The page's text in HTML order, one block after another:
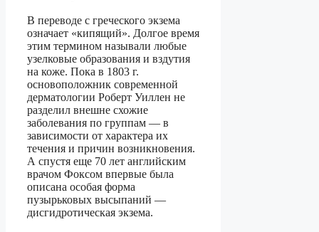
В переводе с греческого экзема
означает «кипящий». Долгое время
этим термином называли любые
узелковые образования и вздутия
на коже. Пока в 1803 г.
основоположник современной
дерматологии Роберт Уиллен не
разделил внешне схожие
заболевания по группам — в
зависимости от характера их
течения и причин возникновения.
А спустя еще 70 лет английским
врачом Фоксом впервые была
описана особая форма
пузырьковых высыпаний —
дисгидротическая экзема.